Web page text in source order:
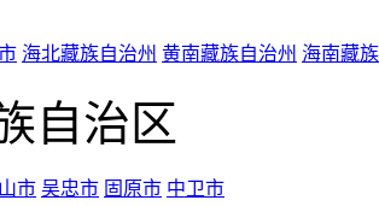
海北藏族自治州 黄南藏族自治州 海南藏
自治区
市 吴忠市 固原市 中卫市